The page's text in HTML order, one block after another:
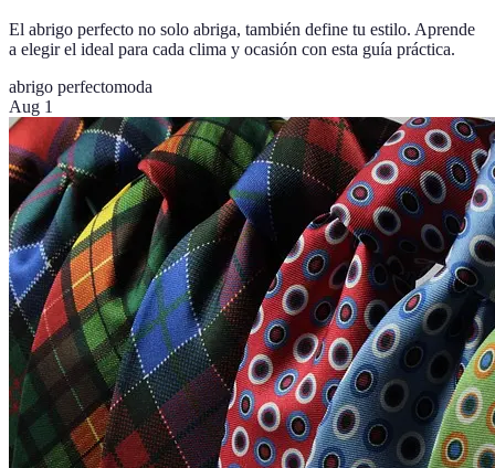
El abrigo perfecto no solo abriga, también define tu estilo. Aprende
a elegir el ideal para cada clima y ocasión con esta guía práctica.
abrigo perfectomoda
Aug 1